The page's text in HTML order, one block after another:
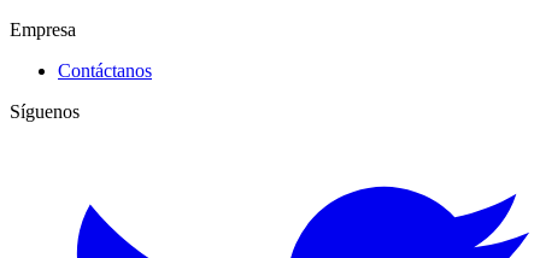
Empresa
Contáctanos
Síguenos